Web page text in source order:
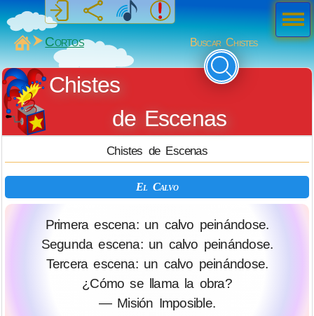
MiSabueso
Cortos Buscar Chistes
Chistes
de Escenas
Chistes de Escenas
El Calvo
Primera escena: un calvo peinándose.
Segunda escena: un calvo peinándose.
Tercera escena: un calvo peinándose.
¿Cómo se llama la obra?
— Misión Imposible.
Men
ú